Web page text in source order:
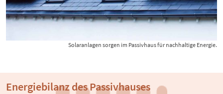
Solaranlagen sorgen im Passivhaus für nachhaltige Energie.
Energiebilanz des Passivhauses